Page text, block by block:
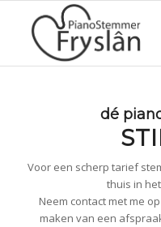
dé
Voor een scherp tarief
thuis in
Neem contact met me
maken van een